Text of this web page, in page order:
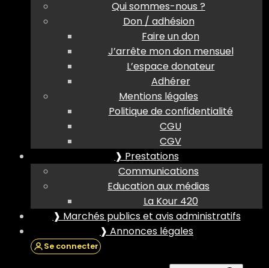
Qui sommes-nous ?
Don / adhésion
Faire un don
J’arrête mon don mensuel
L’espace donateur
Adhérer
Mentions légales
Politique de confidentialité
CGU
CGV
❱ Prestations
Communications
Education aux médias
La Kour 420
❱ Marchés publics et avis administratifs
❱ Annonces légales
Se connecter